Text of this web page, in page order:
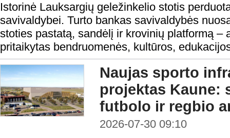
Istorinė Lauksargių geležinkelio stotis
savivaldybei. Turto bankas savivaldybės
stoties pastatą, sandėlį ir krovinių platformą –
pritaikytas bendruomenės, kultūros,
Naujas sporto
projektas Kaune:
futbolo ir regbio
2026-07-30 09:10